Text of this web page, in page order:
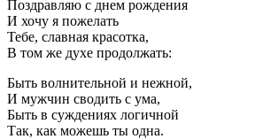
Поздравляю с днем рождения
И хочу я пожелать
Тебе, славная красотка,
В том же духе продолжать:
Быть волнительной и нежной,
И мужчин сводить с ума,
Быть в суждениях логичной
Так, как можешь ты одна.